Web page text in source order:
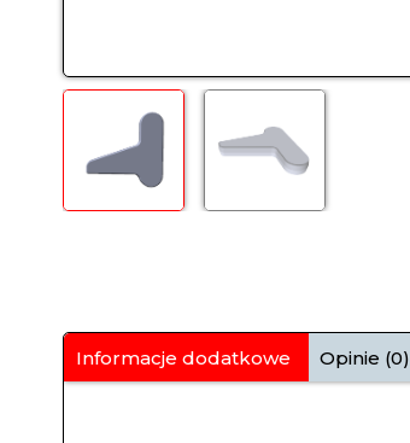
Informacje dodatkowe Opinie (0)